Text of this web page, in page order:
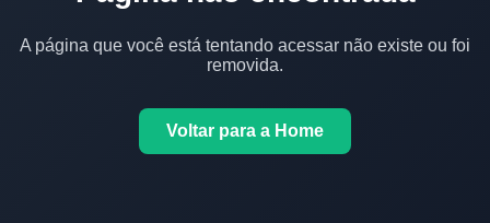
A página que você está tentando acessar não existe ou foi
removida.
Voltar para a Home